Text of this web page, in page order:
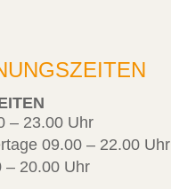
– 23.00 Uhr
09.00 – 22.00 Uhr
– 20.00 Uhr